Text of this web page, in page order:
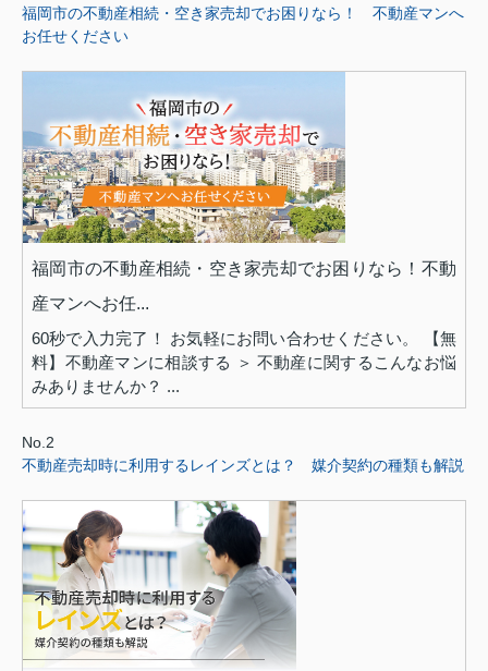
福岡市の不動産相続・空き家売却でお困りなら！ 不動産マンへ
お任せください
福岡市の不動産相続・空き家売却でお困りなら！不動
産マンへお任...
60秒で入力完了！ お気軽にお問い合わせください。 【無
料】不動産マンに相談する ＞ 不動産に関するこんなお悩
みありませんか？ ...
No.2
不動産売却時に利用するレインズとは？ 媒介契約の種類も解説